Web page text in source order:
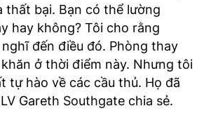
thất bại. Bạn có thể lường
hay không? Tôi cho rằng
đến điều đó. Phòng thay
ở thời điểm này. Nhưng tôi
tự hào về các cầu thủ. Họ đã
Gareth Southgate chia sẻ.